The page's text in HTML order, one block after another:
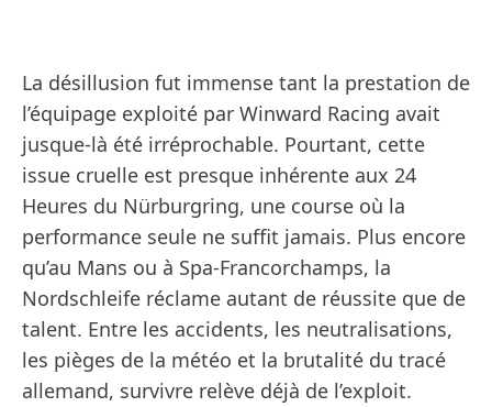
La désillusion fut immense tant la prestation de
l’équipage exploité par Winward Racing avait
jusque-là été irréprochable. Pourtant, cette
issue cruelle est presque inhérente aux 24
Heures du Nürburgring, une course où la
performance seule ne suffit jamais. Plus encore
qu’au Mans ou à Spa-Francorchamps, la
Nordschleife réclame autant de réussite que de
talent. Entre les accidents, les neutralisations,
les pièges de la météo et la brutalité du tracé
allemand, survivre relève déjà de l’exploit.